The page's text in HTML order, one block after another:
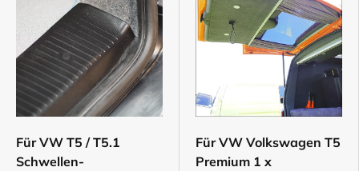
Für VW T5 / T5.1
Schwellen-
Für VW Volkswagen T5
Premium 1 x